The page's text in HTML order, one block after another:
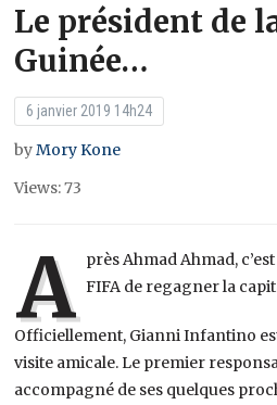
Le président de
Guinée…
6 janvier 2019 14h24
byMory Kone
Views: 73
A près Ahmad Ahmad,
FIFA de regagner la
Officiellement, Gianni Infantino
visite amicale. Le premier
accompagné de ses quelques